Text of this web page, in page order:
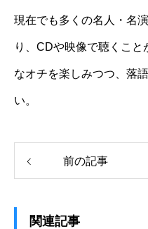
現在でも多くの名人・名
り、CDや映像で聴くこ
なオチを楽しみつつ、落
い。
前の記事
関連記事